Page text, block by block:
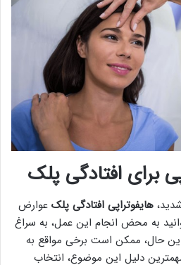
برای افتادگی پلک
هایفوتراپی افتادگی پلک عوارض
به محض انجام این عمل، به سراغ
این حال، ممکن است برخی مواقع به
دلیل این موضوع، انتخاب